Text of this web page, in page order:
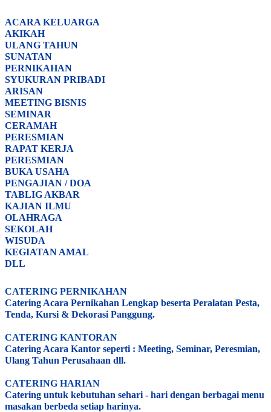
ACARA KELUARGA
AKIKAH
ULANG TAHUN
SUNATAN
PERNIKAHAN
SYUKURAN PRIBADI
ARISAN
MEETING BISNIS
SEMINAR
CERAMAH
PERESMIAN
RAPAT KERJA
PERESMIAN
BUKA USAHA
PENGAJIAN / DOA
TABLIG AKBAR
KAJIAN ILMU
OLAHRAGA
SEKOLAH
WISUDA
KEGIATAN AMAL
DLL
CATERING PERNIKAHAN
Catering Acara Pernikahan Lengkap beserta Peralatan Pesta,
Tenda, Kursi & Dekorasi Panggung.
CATERING KANTORAN
Catering Acara Kantor seperti : Meeting, Seminar, Peresmian,
Ulang Tahun Perusahaan dll.
CATERING HARIAN
Catering untuk kebutuhan sehari - hari dengan berbagai menu
masakan berbeda setiap harinya.